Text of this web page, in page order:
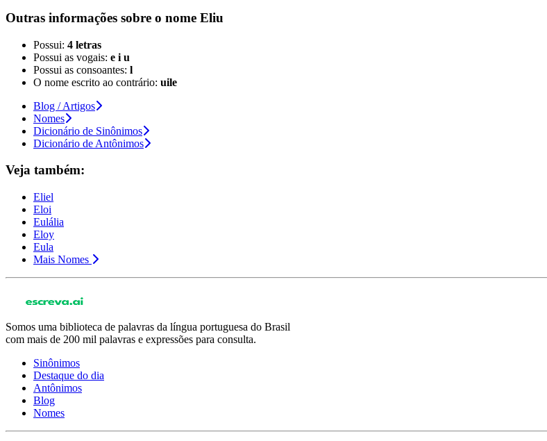
Outras informações sobre o nome Eliu
Possui: 4 letras
Possui as vogais: e i u
Possui as consoantes: l
O nome escrito ao contrário: uile
Blog / Artigos
Nomes
Dicionário de Sinônimos
Dicionário de Antônimos
Veja também:
Eliel
Eloi
Eulália
Eloy
Eula
Mais Nomes
Somos uma biblioteca de palavras da língua portuguesa do Brasil
com mais de 200 mil palavras e expressões para consulta.
Sinônimos
Destaque do dia
Antônimos
Blog
Nomes